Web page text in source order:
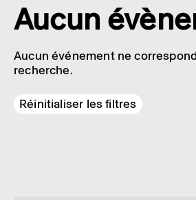
Aucun
Aucun événement ne
recherche.
Réinitialiser les filtres